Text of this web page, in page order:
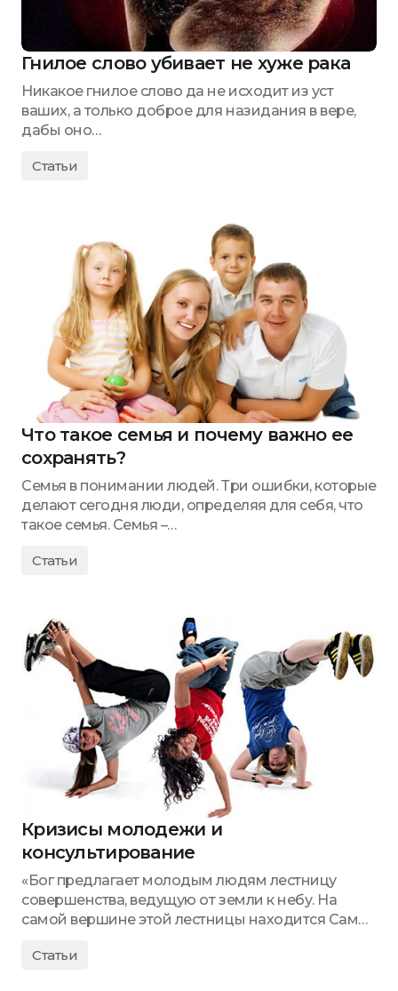
Гнилое слово убивает не хуже рака
Никакое гнилое слово да не исходит из уст
ваших, а только доброе для назидания в вере,
дабы оно…
Статьи
Что такое семья и почему важно ее
сохранять?
Семья в понимании людей. Три ошибки, которые
делают сегодня люди, определяя для себя, что
такое семья. Семья –…
Статьи
Кризисы молодежи и
консультирование
«Бог предлагает молодым людям лестницу
совершенства, ведущую от земли к небу. На
самой вершине этой лестницы находится Сам…
Статьи